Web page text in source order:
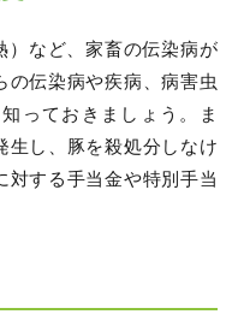
）など、家畜の伝染病が
の伝染病や疾病、病害虫
っておきましょう。ま
生し、豚を殺処分しなけ
対する手当金や特別手当